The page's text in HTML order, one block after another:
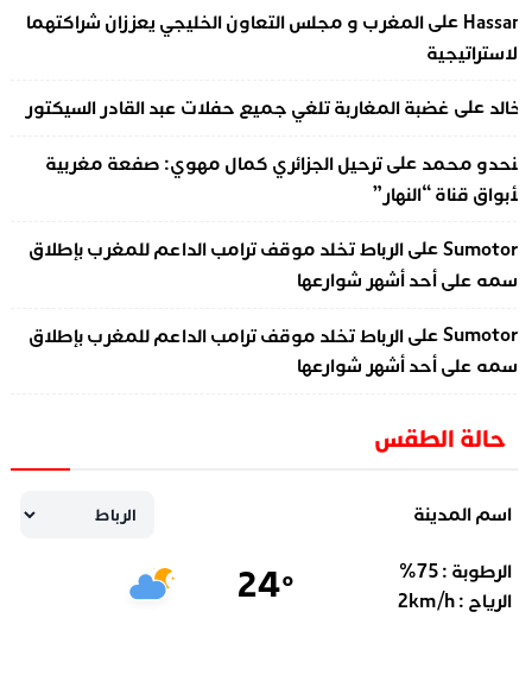
علىالمغرب و مجلس التعاون الخليجي يعززان شراكتهما
علىغضبة المغاربة تلغي جميع حفلات عبد القادر السيكتور
محمدعلىترحيل الجزائري كمال مهوي: صفعة مغربية
قناة “النهار”
علىالرباط تخلد موقف ترامب الداعم للمغرب بإطلاق
على أحد أشهر شوارعها
علىالرباط تخلد موقف ترامب الداعم للمغرب بإطلاق
على أحد أشهر شوارعها
حالة الطقس
اسم المدينة
الرطوبة : 75
%
الرياح :
2km/h
24